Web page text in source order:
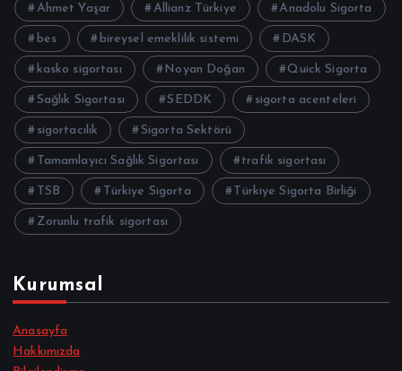
Ahmet Yaşar Allianz Türkiye Anadolu Sigorta
bes bireysel emeklilik sistemi DASK
kasko sigortası Noyan Doğan Quick Sigorta
Sağlık Sigortası SEDDK sigorta acenteleri
sigortacılık Sigorta Sektörü
Tamamlayıcı Sağlık Sigortası trafik sigortası
TSB Türkiye Sigorta Türkiye Sigorta Birliği
Zorunlu trafik sigortası
Kurumsal
Anasayfa
Hakkımızda